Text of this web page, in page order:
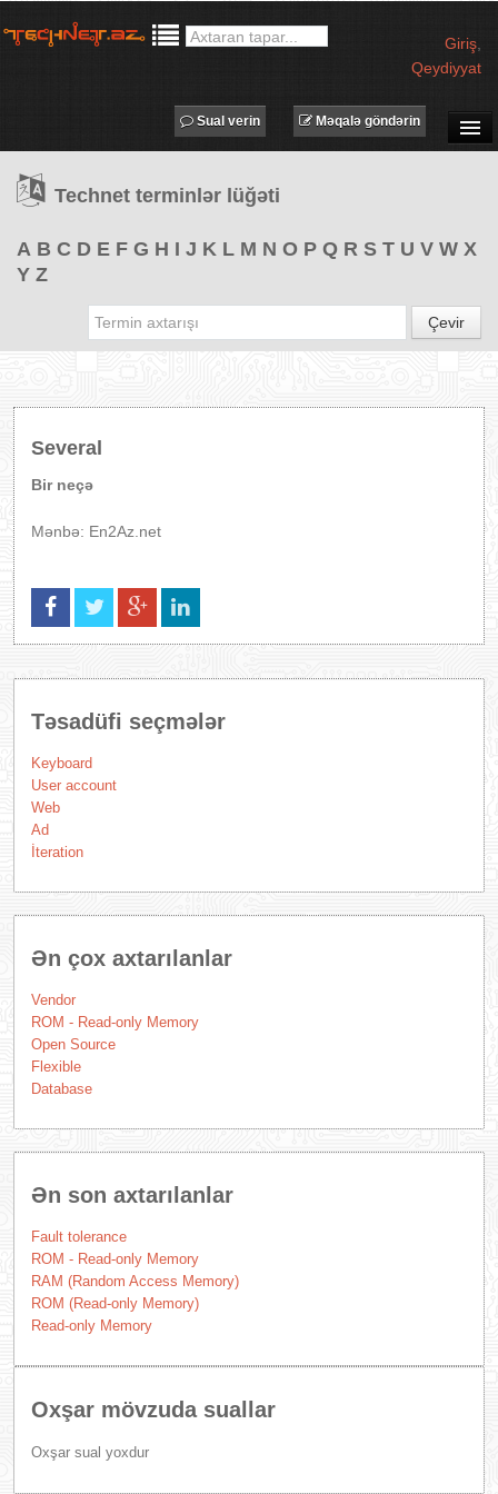
Giriş
Qeydiyyat
TƏDBİRLƏR
PROQRAMLAR
Məqalə göndərin
Sual verin
Technet terminlər lüğəti
A B C D E F G H I J K L M N O P Q R S T U V W X
Y Z
Çevir
Several
Bir neçə
Mənbə: En2Az.net
Təsadüfi seçmələr
Keyboard
User account
Web
Ad
İteration
Ən çox axtarılanlar
Vendor
ROM - Read-only Memory
Open Source
Flexible
Database
Ən son axtarılanlar
Fault tolerance
ROM - Read-only Memory
RAM (Random Access Memory)
ROM (Read-only Memory)
Read-only Memory
Oxşar mövzuda suallar
Oxşar sual yoxdur